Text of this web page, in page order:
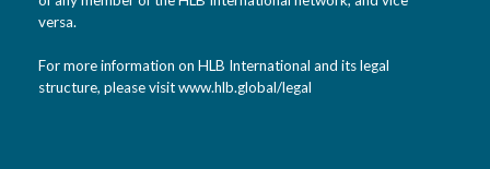
versa.
For more information on HLB International and its legal
structure, please visitwww.hlb.global/legal